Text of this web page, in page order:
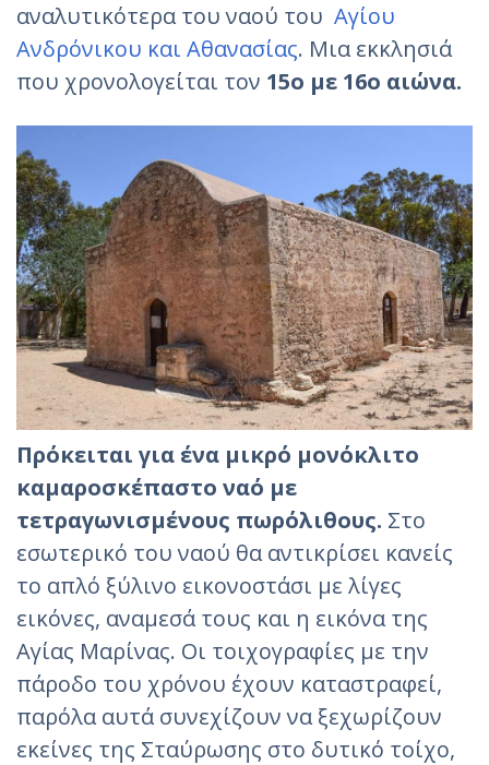
αναλυτικότερα του ναού του Αγίου
Ανδρόνικου και Αθανασίας. Μια εκκλησιά
που χρονολογείται τον 15ο με 16ο αιώνα.
Πρόκειται για ένα μικρό μονόκλιτο
καμαροσκέπαστο ναό με
τετραγωνισμένους πωρόλιθους. Στο
εσωτερικό του ναού θα αντικρίσει κανείς
το απλό ξύλινο εικονοστάσι με λίγες
εικόνες, αναμεσά τους και η εικόνα της
Αγίας Μαρίνας. Οι τοιχογραφίες με την
πάροδο του χρόνου έχουν καταστραφεί,
παρόλα αυτά συνεχίζουν να ξεχωρίζουν
εκείνες της Σταύρωσης στο δυτικό τοίχο,